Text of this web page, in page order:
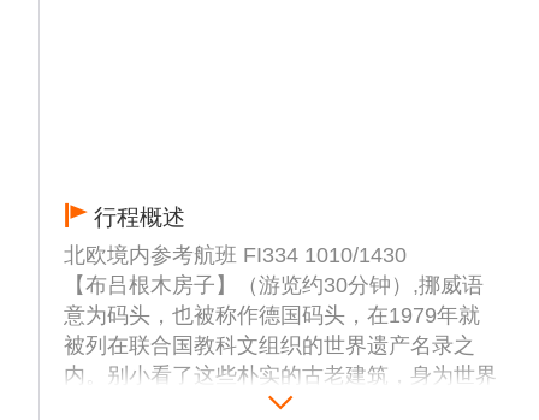
乐厅的几何玻璃幕墙随着天空的颜色和季节的
变化反射出令彩虹都相形见绌的万千颜色。
【蓝湖*】（含门票及毛巾，不少于1小时）蓝
湖是世界著名的地热温泉，人们称蓝湖是
个“天然美容院”。海水经过地下高热火山熔岩
层而吸收热量，水中含有许多化学与矿物结
晶，对舒解精神压力美容，理疗等功效。美丽
行程概述
北欧境内参考航班 FI334 1010/1430
【布吕根木房子】（游览约30分钟）,挪威语
意为码头，也被称作德国码头，在1979年就
被列在联合国教科文组织的世界遗产名录之
内。别小看了这些朴实的古老建筑，身为世界
遗产，有着深远的意义和魅力。